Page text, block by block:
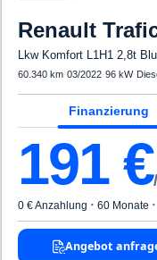
Renault
Lkw Komfort L1H1 2,8t
60.340 km·03/2022·96 kW·
Finanzierung
191€
0 € Anzahlung · 60 Monate ·
Angebot